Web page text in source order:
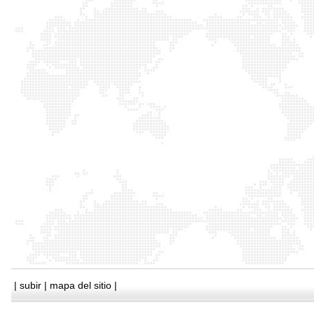
| subir | mapa del sitio |